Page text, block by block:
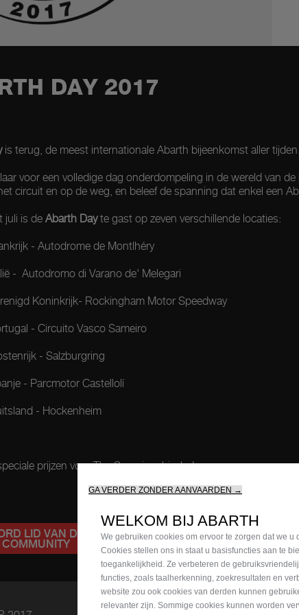
DAY 2017
is terug, de meest internationale Abarth bijeenkomst aller tijden.
voor een volledige dag onderdompeling in de wereld van
circuit en op de weg, en beleef de spanning dat enkel een
juli is de Abarth Dayte gast op zeven verschillende locaties:
- Autodrome de Montlhéry
- Autodromo di Varano de' Melegari
Koninkrijk- Rockingham Motor Speedway
- Circuito Vasco Sameiro
- Salzburgring
- Parcmotor Castellolí
- Hockenheim
prijzen voor The Scorpionship-leden.
LID VAN DE
COMMUNITY
GA VERDER ZONDER AANVAARDEN →
WELKOM BIJ ABARTH
We gebruiken cookies om ervoor te zorgen dat we u
Cookies stellen ons in staat u basisfuncties aan te
toegankelijkheid. Ze verbeteren de
functies, zoals taalherkenning, zoekresultaten en
website zou ook cookies van derden kunnen
relevanter zijn. Sommige cookies kunnen worden